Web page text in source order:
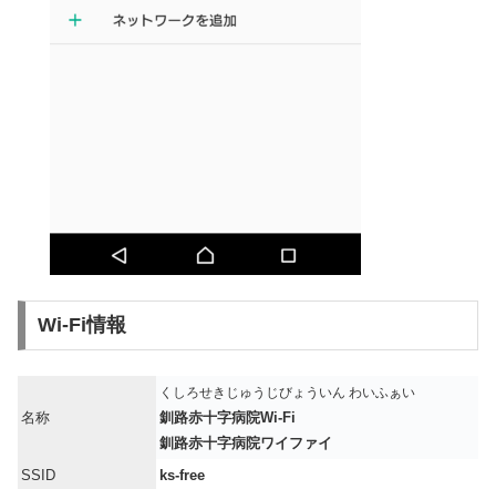
Wi-Fi情報
名称
くしろせきじゅうじびょういん わいふぁい
釧路赤十字病院Wi-Fi
釧路赤十字病院ワイファイ
SSID
ks-free